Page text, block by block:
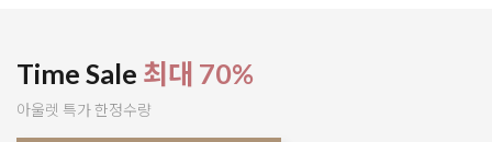
Time Sale 최대 70%
아울렛 특가 한정수량